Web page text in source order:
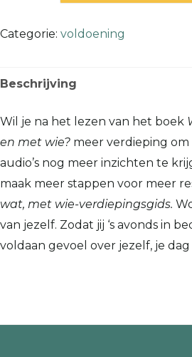
Categorie: voldoening
Beschrijving
Wil je na het lezen van het boek
en met wie? meer verdieping
audio’s nog meer inzichten te
maak meer stappen voor meer
wat, met wie-verdiepingsgids.
van jezelf. Zodat jij ‘s avonds in
voldaan gevoel over jezelf, je